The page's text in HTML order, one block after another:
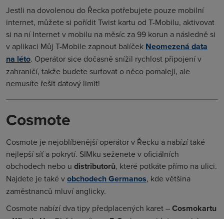
Jestli na dovolenou do Řecka potřebujete pouze mobilní
internet, můžete si pořídit Twist kartu od T-Mobilu, aktivovat
si na ní Internet v mobilu na měsíc za 99 korun a následně si
v aplikaci Můj T-Mobile zapnout balíček Neomezená data
na léto. Operátor sice dočasně snížil rychlost připojení v
zahraničí, takže budete surfovat o něco pomaleji, ale
nemusíte řešit datový limit!
Cosmote
Cosmote je nejoblíbenější operátor v Řecku a nabízí také
nejlepší síť a pokrytí. SIMku seženete v oficiálních
obchodech nebo u distributorů, které potkáte přímo na ulici.
Najdete je také vobchodech Germanos, kde většina
zaměstnanců mluví anglicky.
Cosmote nabízí dva tipy předplacených karet –Cosmokartu